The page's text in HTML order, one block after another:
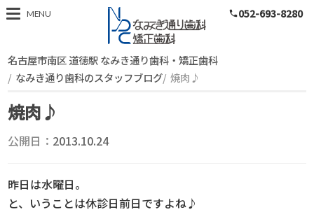
スタッフブログ
MENU phone052-693-8280
名古屋市南区 道徳駅 なみき通り歯科・矯正歯科
なみき通り歯科のスタッフブログ 焼肉♪
焼肉♪
公開日： 2013.10.24
昨日は水曜日。
と、いうことは休診日前日ですよね♪